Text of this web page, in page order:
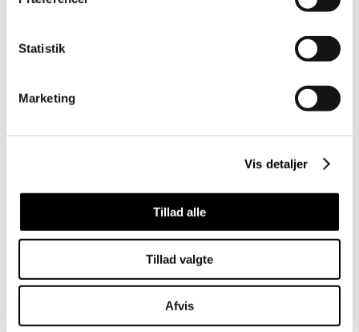
Statistik
Marketing
Vis detaljer
Tillad alle
Tillad valgte
Afvis